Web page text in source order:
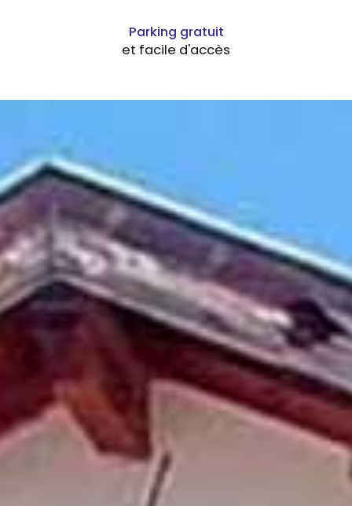
Parking gratuit
et facile d'accès